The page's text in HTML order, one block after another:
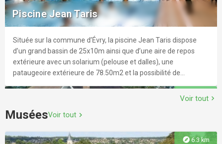
Piscine Jean Taris
Située sur la commune d’Évry, la piscine Jean Taris dispose
d’un grand bassin de 25x10m ainsi que d’une aire de repos
extérieure avec un solarium (pelouse et dalles), une
pataugeoire extérieure de 78.50m2 et la possibilité de
explore
Voir tout chevron_right
MuséesVoir tout chevron_right
explore 6.3 km